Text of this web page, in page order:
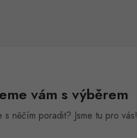
vám s výběrem
s něčím poradit? Jsme tu pro vás!